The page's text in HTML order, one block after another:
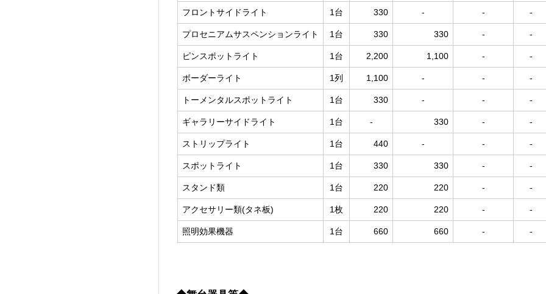
フロントサイドライト 1台 330 - - -
プロセニアムサスペンションライト 1台 330 330 - -
ピンスポットライト 1台 2,200 1,100 - -
ボーダーライト 1列 1,100 - - -
トーメンタルスポットライト 1台 330 - - -
ギャラリーサイドライト 1台 - 330 - -
ストリップライト 1台 440 - - -
スポットライト 1台 330 330 - -
スタンド類 1台 220 220 - -
アクセサリー類(タネ板) 1枚 220 220 - -
照明効果機器 1台 660 660 - -